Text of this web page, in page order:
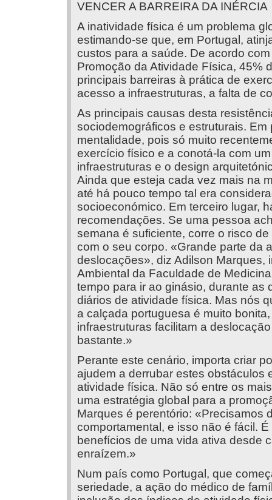
VENCER A BARREIRA DA INÉRCIA
A inatividade física é um problema
estimando-se que, em Portugal,
custos para a saúde. De acordo
Promoção da Atividade Física, 45%
principais barreiras à prática de
acesso a infraestruturas, a falta de
As principais causas desta
sociodemográficos e estruturais.
mentalidade, pois só muito
exercício físico e a conotá-la com
infraestruturas e o design
Ainda que esteja cada vez mais na
até há pouco tempo tal era
socioeconómico. Em terceiro lugar,
recomendações. Se uma pessoa
semana é suficiente, corre o risco
com o seu corpo. «Grande parte da
deslocações», diz Adilson Marques,
Ambiental da Faculdade de
tempo para ir ao ginásio, durante
diários de atividade física. Mas nós
a calçada portuguesa é muito
infraestruturas facilitam a
bastante.»
Perante este cenário, importa criar
ajudem a derrubar estes obstáculos
atividade física. Não só entre os
uma estratégia global para a
Marques é perentório: «Precisamos
comportamental, e isso não é fácil.
benefícios de uma vida ativa desde
enraízem.»
Num país como Portugal, que
seriedade, a ação do médico de